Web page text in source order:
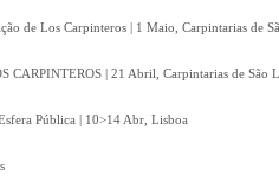
de Los Carpinteros | 1 Maio, Carpintarias de
CARPINTEROS | 21 Abril, Carpintarias de São
Pública | 10>14 Abr, Lisboa